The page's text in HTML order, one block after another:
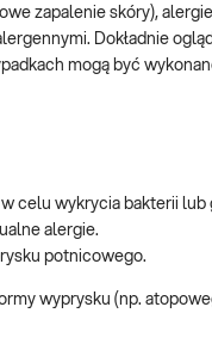
zapalenie skóry),
Dokładnie
mogą być
celu wykrycia bakterii lub
alergie.
potnicowego.
wyprysku (np.